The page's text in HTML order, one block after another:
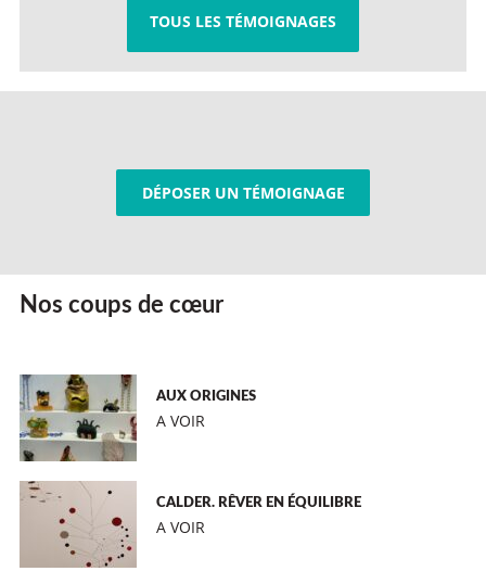
TOUS LES TÉMOIGNAGES
DÉPOSER UN TÉMOIGNAGE
Nos coups de cœur
AUX ORIGINES
A VOIR
CALDER. RÊVER EN ÉQUILIBRE
A VOIR